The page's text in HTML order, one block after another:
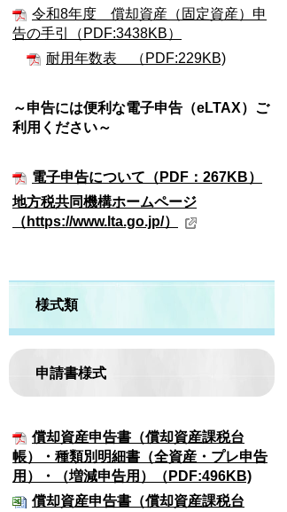
令和8年度 償却資産（固定資産）申
告の手引（ PDF:3438KB）
耐用年数表 （PDF:229KB)
～申告には便利な電子申告（eLTAX）ご
利用ください～
電子申告について（PDF：267KB）
地方税共同機構ホームページ
（https://www.lta.go.jp/）
様式類
申請書様式
償却資産申告書（償却資産課税台
帳）・種類別明細書（全資産・プレ申告
用）・（増減申告用）（PDF:496KB)
償却資産申告書（償却資産課税台